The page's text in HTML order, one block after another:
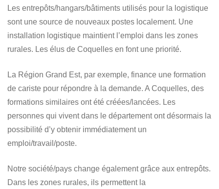
Les entrepôts/hangars/bâtiments utilisés pour la logistique
sont une source de nouveaux postes localement. Une
installation logistique maintient l’emploi dans les zones
rurales. Les élus de Coquelles en font une priorité.
La Région Grand Est, par exemple, finance une formation
de cariste pour répondre à la demande. A Coquelles, des
formations similaires ont été créées/lancées. Les
personnes qui vivent dans le département ont désormais la
possibilité d’y obtenir immédiatement un
emploi/travail/poste.
Notre société/pays change également grâce aux entrepôts.
Dans les zones rurales, ils permettent la